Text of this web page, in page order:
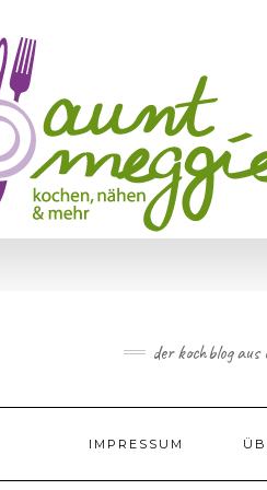
der kochblog
IMPRESSUM